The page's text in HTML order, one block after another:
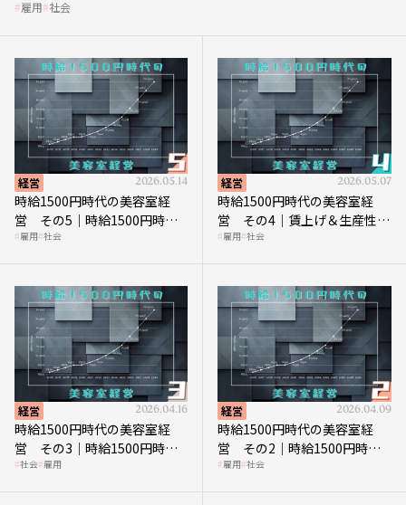
雇用 社会
経営 2026.05.14
時給1500円時代の美容室経
営 その5｜時給1500円時代
の到来は美容業の収益構造を
雇用 社会
経営 2026.05.07
時給1500円時代の美容室経
営 その4｜賃上げ＆生産性向
上につなげる賢い助成金活用
雇用 社会
経営 2026.04.16
時給1500円時代の美容室経
営 その3｜時給1500円時
代、美容業はどのような影響
社会 雇用
経営 2026.04.09
時給1500円時代の美容室経
営 その2｜時給1500円時代
に支払う給与はいくらなのか
雇用 社会